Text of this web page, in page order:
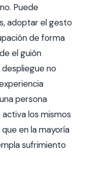
Puede
adoptar el gesto
de forma
el guión
no
persona
los mismos
en la mayoría
sufrimiento